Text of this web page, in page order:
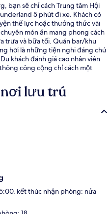
bạn sẽ chỉ cách Trung tâm Hội
5 phút đi xe. Khách có
thể lực hoặc thưởng thức vài
món ăn mang phong cách
trưa và bữa tối. Quán bar/khu
hơi là những tiện nghi đáng chú
khách đánh giá cao nhân viên
công cộng chỉ cách một
lưu trú
kết thúc nhận phòng: nửa